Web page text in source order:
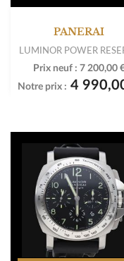
PANERAI
LUMINOR POWER
Prix neuf : 7 200,00
Notre prix : 4